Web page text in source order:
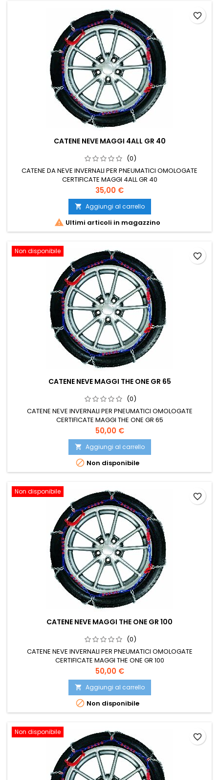
CATENE NEVE MAGGI 4ALL GR 40
(0)
CATENE DA NEVE INVERNALI PER PNEUMATICI OMOLOGATE
CERTIFICATE MAGGI 4ALL GR 40
Prezzo
35,00 €
 Aggiungi al carrello
 Ultimi articoli in magazzino
favorite_border
Non disponibile
CATENE NEVE MAGGI THE ONE GR 65
(0)
CATENE NEVE INVERNALI PER PNEUMATICI OMOLOGATE
CERTIFICATE MAGGI THE ONE GR 65
Prezzo
50,00 €
 Aggiungi al carrello
 Non disponibile
favorite_border
Non disponibile
CATENE NEVE MAGGI THE ONE GR 100
(0)
CATENE NEVE INVERNALI PER PNEUMATICI OMOLOGATE
CERTIFICATE MAGGI THE ONE GR 100
Prezzo
50,00 €
 Aggiungi al carrello
 Non disponibile
favorite_border
Non disponibile
favorite_border